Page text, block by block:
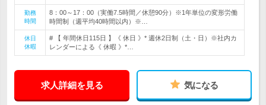
勤務
時間
8：00～17：00（実働7.5時間／休憩90分）※1年単位の変形労働
時間制（週平均40時間以内）※…
休日
休暇
# 【 年間休日115日 】《 休日 》* 週休2日制（土・日）※社内カ
レンダーによる《 休暇 》*…
求人詳細を見る 気になる